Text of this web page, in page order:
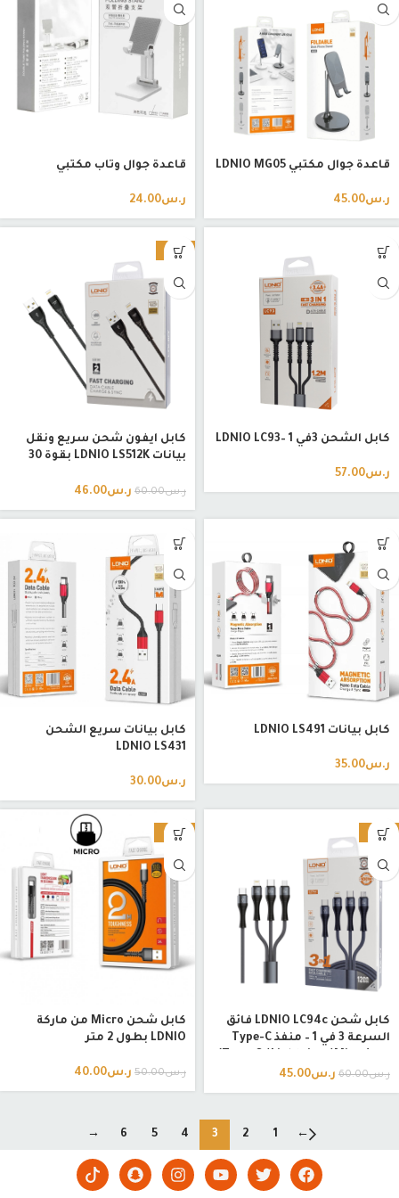
قاعدة جوال مكتبي LDNIO MG05
ر.س45.00
قاعدة جوال وتاب مكتبي
ر.س24.00
كابل الشحن 3في LDNIO LC93– 1
ر.س57.00
-23%
كابل ايفون شحن سريع ونقل
بيانات LDNIO LS512K بقوة 30
Lightning
ر.س60.00 ر.س46.00
كابل بيانات LDNIO LS491
ر.س35.00
كابل بيانات سريع الشحن
LDNIO LS431
ر.س30.00
-25%
كابل شحن LDNIO LC94c فائق
السرعة 3 في 1 – منفذ Type-C
بقوة تصل إلى 100 واط
ر.س60.00 ر.س45.00
-20%
كابل شحن Micro من ماركة
LDNIO بطول 2 متر
ر.س50.00 ر.س40.00
←
1
2
3
4
5
6
→